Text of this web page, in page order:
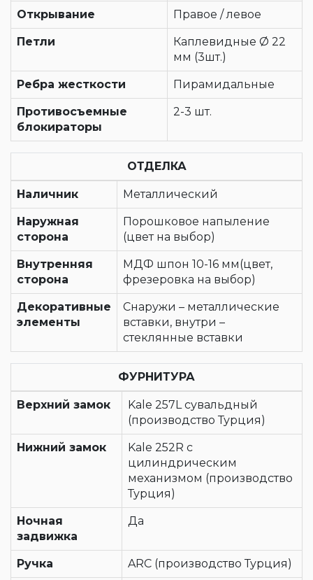
Открывание Правое / левое
Петли
Каплевидные Ø 22
мм (3шт.)
Ребра жесткости Пирамидальные
Противосъемные
блокираторы
2-3 шт.
ОТДЕЛКА
Наличник Металлический
Наружная
сторона
Порошковое напыление
(цвет на выбор)
Внутренняя
сторона
МДФ шпон 10-16 мм(цвет,
фрезеровка на выбор)
Декоративные
элементы
Снаружи – металлические
вставки, внутри –
стеклянные вставки
ФУРНИТУРА
Верхний замок
Kale 257L сувальдный
(производство Турция)
Нижний замок
Kale 252R с
цилиндрическим
механизмом (производство
Турция)
Ночная
задвижка
Да
Ручка ARC (производство Турция)